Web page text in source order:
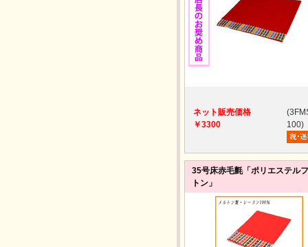
ネット販売価格
￥3300
100)
35号床赤毛氈「ポリエステル
トン」